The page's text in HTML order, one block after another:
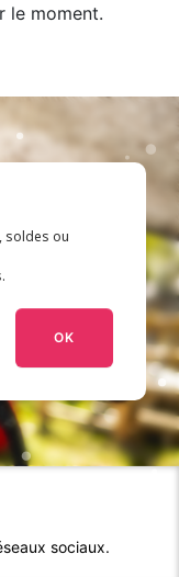
le moment.
soldes ou
OK
sociaux.